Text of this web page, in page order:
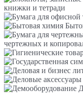
книжки и тетради
чертежных и